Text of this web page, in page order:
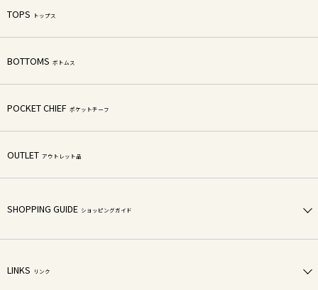
TOPS トップス
BOTTOMS ボトムス
POCKET CHIEF ポケットチーフ
OUTLET アウトレット品
SHOPPING GUIDE ショッピングガイド
LINKS リンク